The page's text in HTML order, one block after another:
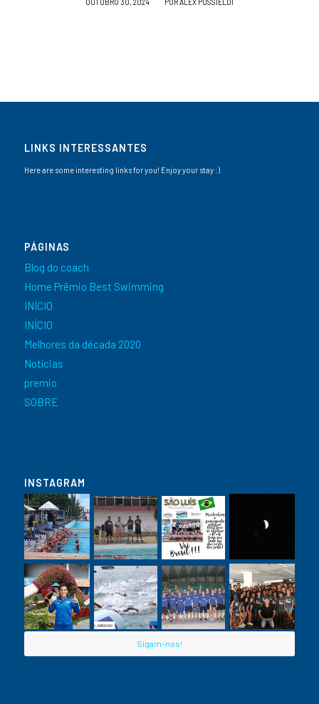
LINKS INTERESSANTES
Here are some interesting links for you! Enjoy your stay :)
PÁGINAS
Blog do coach
Home Prêmio Best Swimming
INÍCIO
INÍCIO
Melhores da década 2020
Notícias
premio
SOBRE
INSTAGRAM
Sigam-nos!